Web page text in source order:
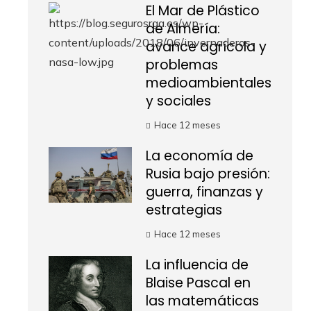
El Mar de Plástico
de Almería:
avance agrícola y
problemas
medioambientales
y sociales
Hace 12 meses
La economía de
Rusia bajo presión:
guerra, finanzas y
estrategias
Hace 12 meses
La influencia de
Blaise Pascal en
las matemáticas